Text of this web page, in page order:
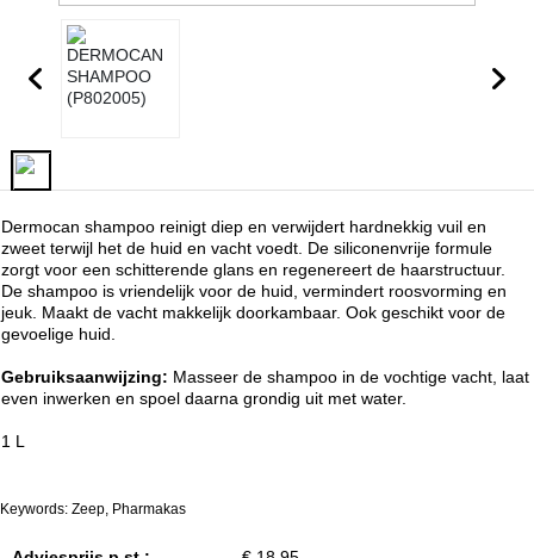
Dermocan shampoo reinigt diep en verwijdert hardnekkig vuil en
zweet terwijl het de huid en vacht voedt. De siliconenvrije formule
zorgt voor een schitterende glans en regenereert de haarstructuur.
De shampoo is vriendelijk voor de huid, vermindert roosvorming en
jeuk. Maakt de vacht makkelijk doorkambaar. Ook geschikt voor de
gevoelige huid.
Gebruiksaanwijzing: Masseer de shampoo in de vochtige vacht, laat
even inwerken en spoel daarna grondig uit met water.
1 L
Keywords: Zeep, Pharmakas